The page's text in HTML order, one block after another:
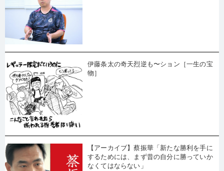
伊藤条太の奇天烈逆も〜ション［一生の宝
物］
【アーカイブ】蔡振華「新たな勝利を手に
するためには、まず昔の自分に勝っていか
なくてはならない」